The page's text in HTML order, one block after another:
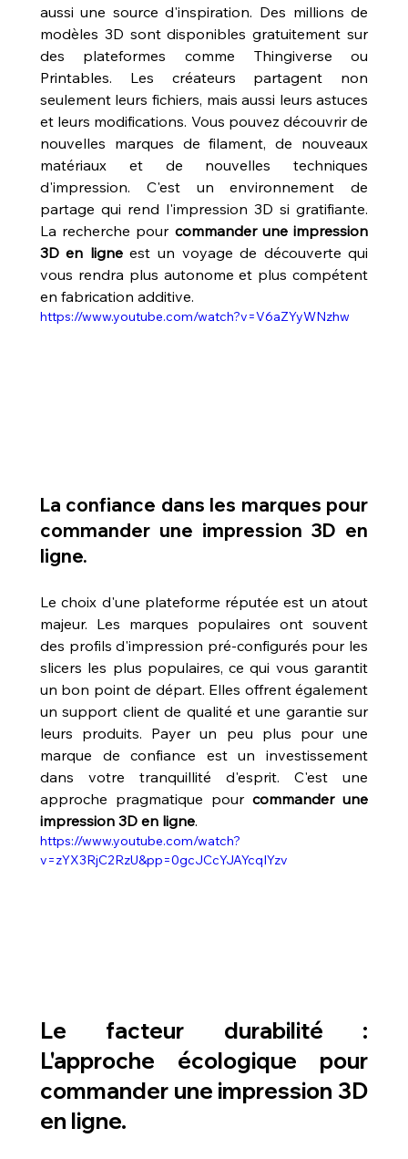
aussi une source d'inspiration. Des millions de
modèles 3D sont disponibles gratuitement sur
des plateformes comme Thingiverse ou
Printables. Les créateurs partagent non
seulement leurs fichiers, mais aussi leurs astuces
et leurs modifications. Vous pouvez découvrir de
nouvelles marques de filament, de nouveaux
matériaux et de nouvelles techniques
d'impression. C'est un environnement de
partage qui rend l'impression 3D si gratifiante.
La recherche pour commander une impression
3D en ligne est un voyage de découverte qui
vous rendra plus autonome et plus compétent
en fabrication additive.
https://www.youtube.com/watch?v=V6aZYyWNzhw
La confiance dans les marques pour
commander une impression 3D en
ligne.
Le choix d'une plateforme réputée est un atout
majeur. Les marques populaires ont souvent
des profils d'impression pré-configurés pour les
slicers les plus populaires, ce qui vous garantit
un bon point de départ. Elles offrent également
un support client de qualité et une garantie sur
leurs produits. Payer un peu plus pour une
marque de confiance est un investissement
dans votre tranquillité d'esprit. C'est une
approche pragmatique pour commander une
impression 3D en ligne.
https://www.youtube.com/watch?
v=zYX3RjC2RzU&pp=0gcJCcYJAYcqIYzv
Le facteur durabilité :
L'approche écologique pour
commander une impression 3D
en ligne.